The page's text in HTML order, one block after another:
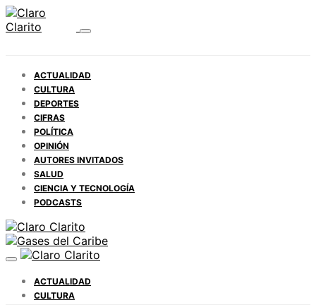
ACTUALIDAD
CULTURA
DEPORTES
CIFRAS
POLÍTICA
OPINIÓN
AUTORES INVITADOS
SALUD
CIENCIA Y TECNOLOGÍA
PODCASTS
ACTUALIDAD
CULTURA